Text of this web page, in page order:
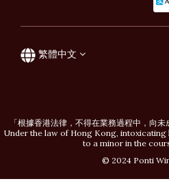
繁體中文
「根據香港法律，不得在業務過程中，向
Under the law of Hong Kong,
to a minor in the
© 2024 Ponti